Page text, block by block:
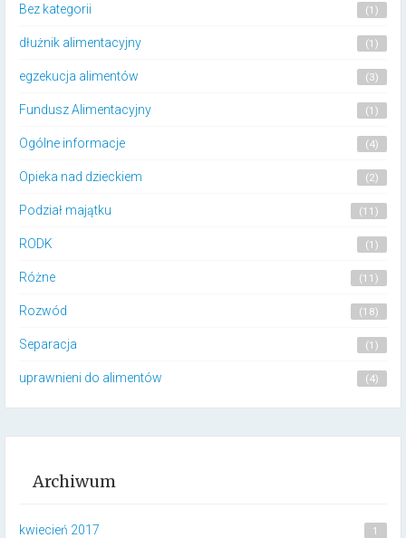
Bez kategorii (1)
dłużnik alimentacyjny (1)
egzekucja alimentów (3)
Fundusz Alimentacyjny (1)
Ogólne informacje (4)
Opieka nad dzieckiem (2)
Podział majątku (11)
RODK (1)
Różne (11)
Rozwód (18)
Separacja (1)
uprawnieni do alimentów (4)
Archiwum
kwiecień 2017 1